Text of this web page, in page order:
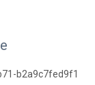
b2a9c7fed9f1